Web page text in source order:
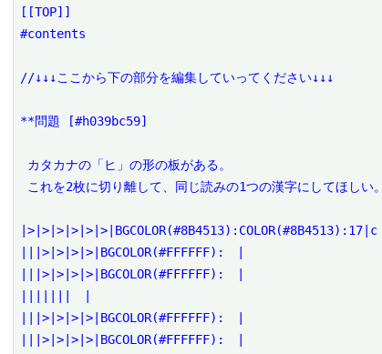
[[TOP]]
#contents
//↓↓↓ここから下の部分を編集していってください↓↓↓
**問題 [#h039bc59]
|>|>|>|>|>|>|BGCOLOR(#8B4513):COLOR(#8B4513):17|c
|||>|>|>|>|BGCOLOR(#FFFFFF):　|
|||>|>|>|>|BGCOLOR(#FFFFFF):　|
|||>|>|>|>|BGCOLOR(#FFFFFF):　|
|||>|>|>|>|BGCOLOR(#FFFFFF):　|